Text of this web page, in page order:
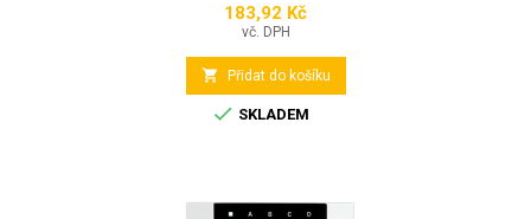
Cena
183,92 Kč
vč. DPH
 Přidat do košíku
 SKLADEM